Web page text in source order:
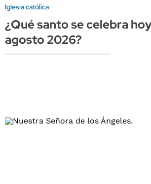
Iglesia católica
¿Qué santo se celebra
agosto 2026?